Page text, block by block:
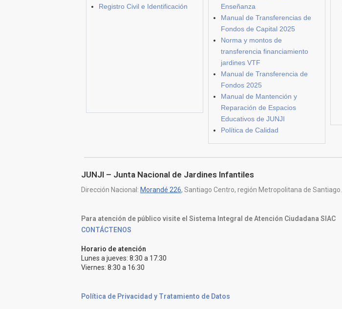
Registro Civil e Identificación
Enseñanza
Manual de Transferencias de
Fondos de Capital 2025
Norma y montos de
transferencia financiamiento
jardines VTF
Manual de Transferencia de
Fondos 2025
Manual de Mantención y
Reparación de Espacios
Educativos de JUNJI
Política de Calidad
JUNJI – Junta Nacional de Jardines Infantiles
Dirección Nacional: Morandé 226, Santiago Centro, región Metropolitana de Santiago.
Para atención de público visite el Sistema Integral de Atención Ciudadana SIAC
CONTÁCTENOS
Horario de atención
Lunes a jueves: 8:30 a 17:30
Viernes: 8:30 a 16:30
Política de Privacidad y Tratamiento de Datos